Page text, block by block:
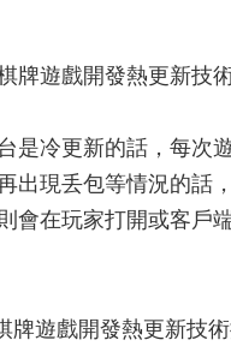
冷更新的話，每次
出現丢包等情況的話
會在玩家打開或客戶